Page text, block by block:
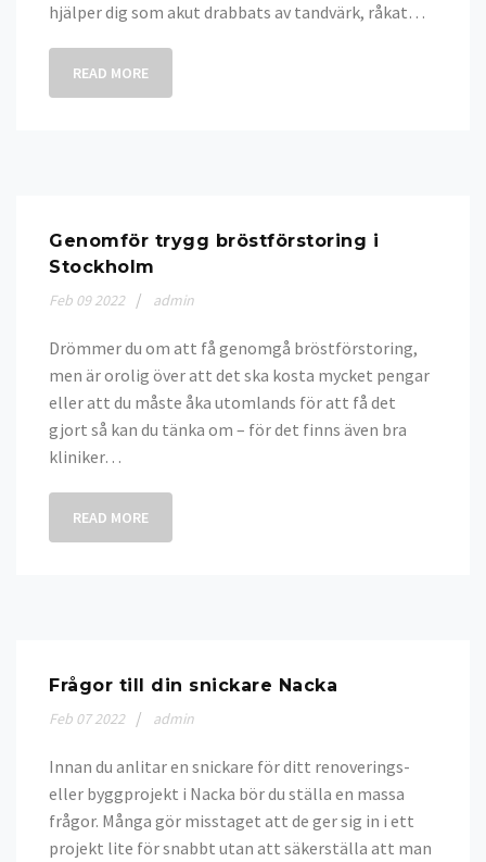
hjälper dig som akut drabbats av tandvärk, råkat…
READ MORE
Genomför trygg bröstförstoring i
Stockholm
Feb 09 2022 admin
Drömmer du om att få genomgå bröstförstoring,
men är orolig över att det ska kosta mycket pengar
eller att du måste åka utomlands för att få det
gjort så kan du tänka om – för det finns även bra
kliniker…
READ MORE
Frågor till din snickare Nacka
Feb 07 2022 admin
Innan du anlitar en snickare för ditt renoverings-
eller byggprojekt i Nacka bör du ställa en massa
frågor. Många gör misstaget att de ger sig in i ett
projekt lite för snabbt utan att säkerställa att man